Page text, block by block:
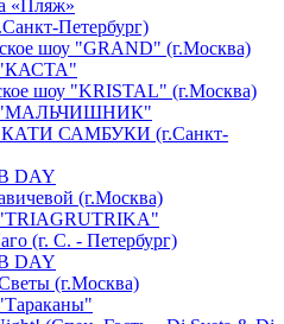
«Пляж»
Петербург)
шоу "GRAND" (г.Москва)
"КАСТА"
шоу "KRISTAL" (г.Москва)
"МАЛЬЧИШНИК"
КАТИ САМБУКИ (г.Санкт-
DAY
(г.Москва)
(г. С. - Петербург)
DAY
(г.Москва)